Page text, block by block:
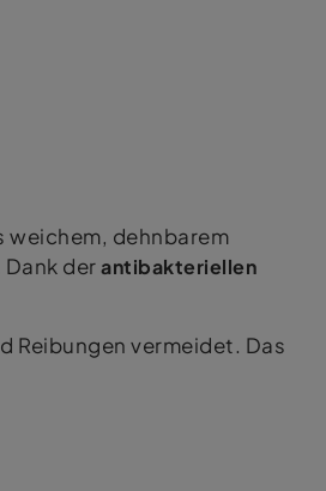
dehnbarem
derantibakteriellen
Reibungen vermeidet. Das